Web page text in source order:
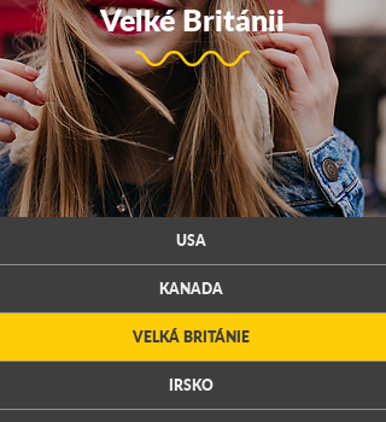
Velké Británii
USA
KANADA
VELKÁ BRITÁNIE
IRSKO